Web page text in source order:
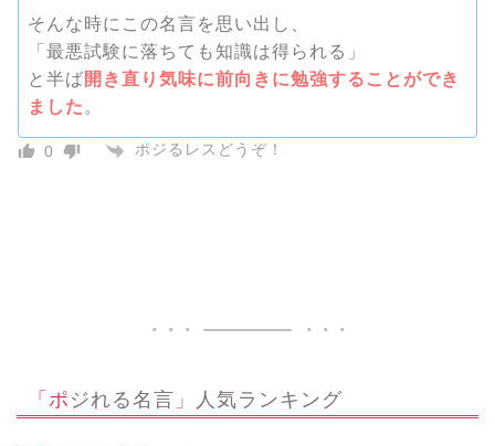
そんな時にこの名言を思い出し、
「最悪試験に落ちても知識は得られる」
と半ば開き直り気味に前向きに勉強することができ
ました。
0 ポジるレスどうぞ！
「ポジれる名言」人気ランキング